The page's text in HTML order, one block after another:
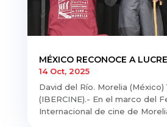
MÉXICO RECONOCE A
14 Oct, 2025
David del Río. Morelia
(IBERCINE).- En el marco del
Internacional de cine de